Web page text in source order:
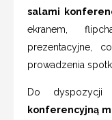
salami
ekranem,
prezentacyjne,
prowadzenia
Do
konferencyjną